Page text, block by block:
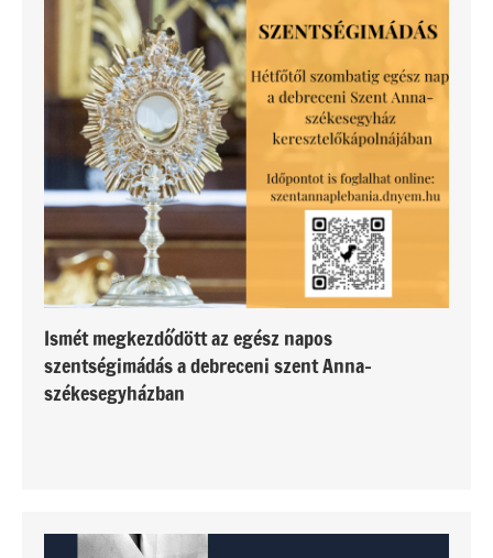
Ismét megkezdődött az egész napos
szentségimádás a debreceni szent Anna-
székesegyházban